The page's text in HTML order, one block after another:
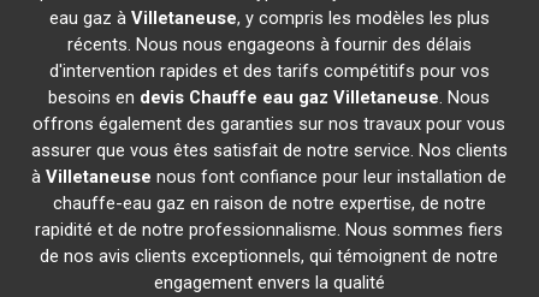
eau gaz à Villetaneuse, y compris les modèles les plus
récents. Nous nous engageons à fournir des délais
d'intervention rapides et des tarifs compétitifs pour vos
besoins en devis Chauffe eau gaz Villetaneuse. Nous
offrons également des garanties sur nos travaux pour vous
assurer que vous êtes satisfait de notre service. Nos clients
àVilletaneuse nous font confiance pour leur installation de
chauffe-eau gaz en raison de notre expertise, de notre
rapidité et de notre professionnalisme. Nous sommes fiers
de nos avis clients exceptionnels, qui témoignent de notre
engagement envers la qualité